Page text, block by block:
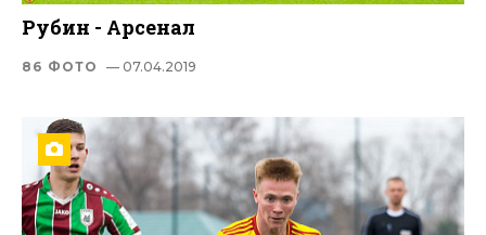
Рубин - Арсенал
86 ФОТО — 07.04.2019